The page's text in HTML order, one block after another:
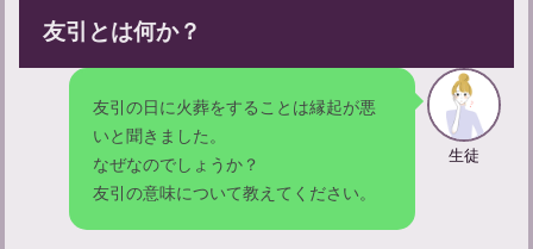
亡くなることについて：類義語との違いや意味、使い方を学ぶ
友引とは何か？
友引の日に火葬をすることは縁起が悪
いと聞きました。
なぜなのでしょうか？
友引の意味について教えてください。
生徒